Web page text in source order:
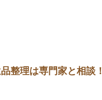
整理は専門家と相談！